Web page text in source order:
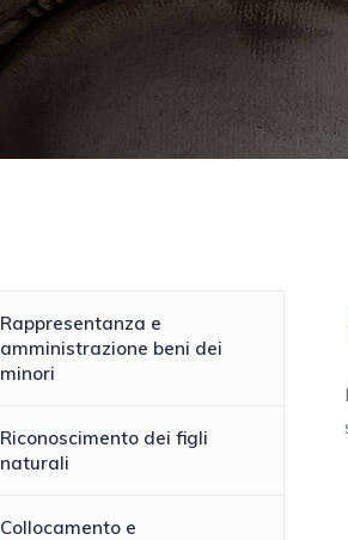
Rappresentanza e
amministrazione beni dei
minori
Riconoscimento dei figli
naturali
Collocamento e